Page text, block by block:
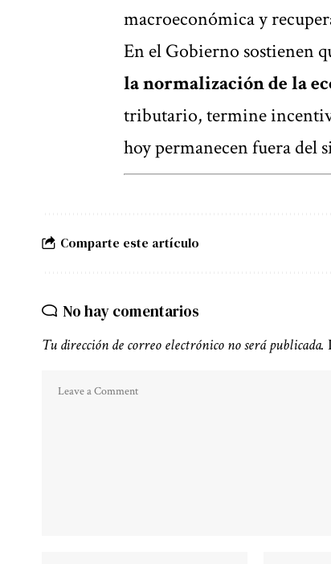
macroeconómica y
En el Gobierno sostienen
la normalización de la
tributario, termine
hoy permanecen fuera del
Comparte este artículo
No hay comentarios
Tu dirección de correo electrónico no será publicada.